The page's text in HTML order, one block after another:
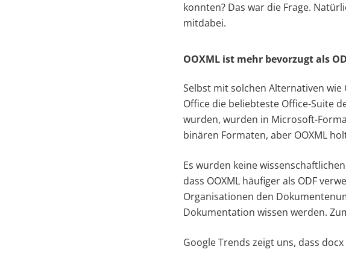
konnten? Das war die Frage.
mitdabei.
OOXML ist mehr bevorzugt als
Selbst mit solchen Alternativen
Office die beliebteste Office-Suite
wurden, wurden in Microsoft-
binären Formaten, aber OOXML
Es wurden keine
dass OOXML häufiger als ODF
Organisationen den
Dokumentation wissen werden.
Google Trends zeigt uns, dass